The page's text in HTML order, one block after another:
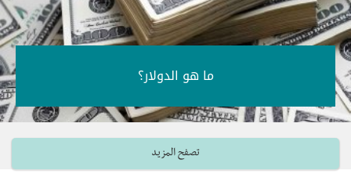
ما هو الدولار؟‎
تصفح المزيد